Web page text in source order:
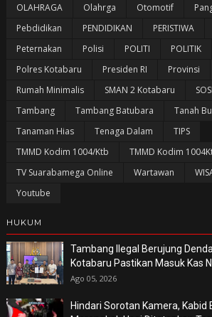
OLAHRAGA
Olahrga Otomotif
Pebdidikan
PENDIDIKAN PERISTIWA
Peternakan
Polisi POLITI POLITIK
Polres Kotabaru
Presiden RI Provinsi
Rumah Minimalis
SMAN 2 Kotabaru
Tambang
Tambang Batubara
Tanah
Tanaman Hias
Tenaga Dalam
TIPS
TMMD Kodim 1004/Ktb
TMMD Kodim
TV Suarabamega Online
Wartawan
Youtube
HUKUM
Tambang Ilegal Berujung
Kotabaru Pastikan Masuk Kas
Ago 05, 2026
Hindari Sorotan Kamera, Kabid